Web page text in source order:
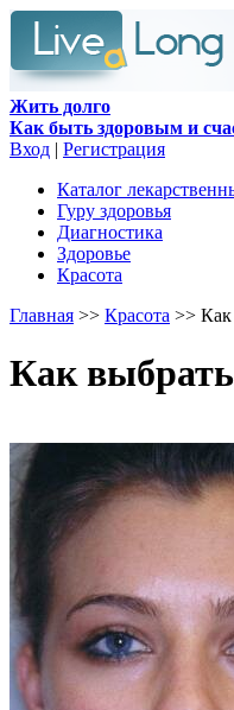
Жить долго
Как быть здоровым и
Вход | Регистрация
Каталог
Гуру здоровья
Диагностика
Здоровье
Красота
Главная >> Красота >> Как
Как